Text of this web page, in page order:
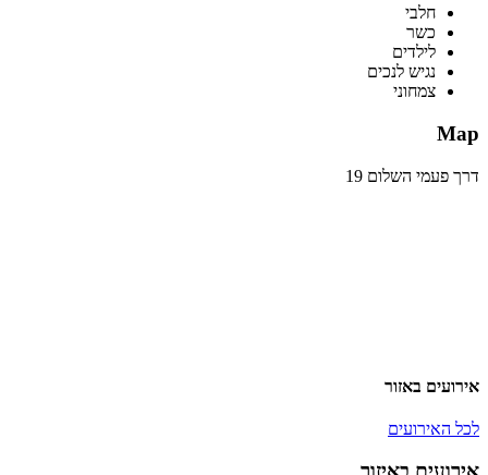
חלבי
כשר
לילדים
נגיש לנכים
צמחוני
Map
דרך פעמי השלום 19
אירועים באזור
לכל האירועים